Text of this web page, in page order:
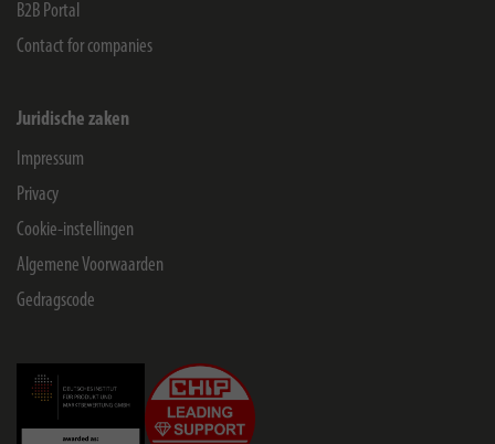
B2B Portal
Contact for companies
Juridische zaken
Impressum
Privacy
Cookie-instellingen
Algemene Voorwaarden
Gedragscode